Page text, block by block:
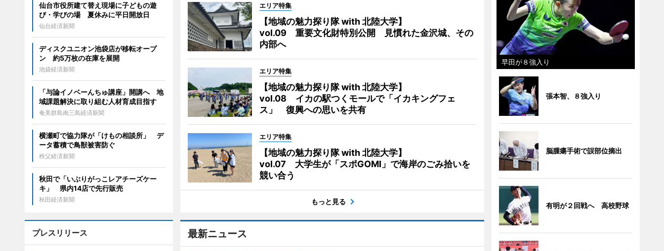
エリア特集
【地域の魅力探り隊 with 北陸大学】
vol.09 重要文化財特別公開 見慣れた金沢城、その
内部へ
エリア特集
【地域の魅力探り隊 with 北陸大学】
vol.08 イカの駅つくモールで「イカキングフェ
ス」 復興への思いを共有
エリア特集
【地域の魅力探り隊 with 北陸大学】
vol.07 大学生が「スポGOMI」で海岸のごみ拾いを
競い合う
もっと見る
最新ニュース
仙台市役所建て替え現場に子どもの遊
び・学びの場 夏休みに平日開放日
仙台経済新聞
ディスクユニオン池袋店が移転オープ
ン 約5万枚の在庫を展開
池袋経済新聞
「与論イノベーんちゅ講座」開講へ 地
域課題解決に取り組む人材育成目指す
奄美群島南三島経済新聞
横瀬町で協力隊が「けもの相談所」 デ
ータ蓄積で鳥獣被害防ぐ
秩父経済新聞
秋田で「いぶりがっこレアチーズケー
キ」 県内14店で先行販売
秋田経済新聞
プレスリリース
早田が８強入り
張本智、８強入り
脳腫瘍手術で誤部位摘出
有明が２回戦へ 高校野球